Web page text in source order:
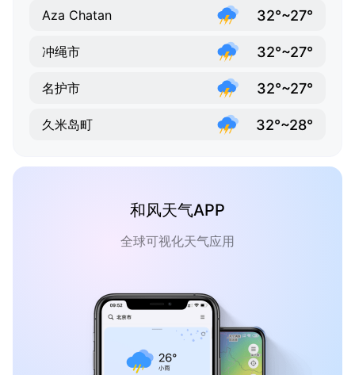
Aza Chatan 32°~27°
冲绳市 32°~27°
名护市 32°~27°
久米岛町 32°~28°
和风天气APP
全球可视化天气应用